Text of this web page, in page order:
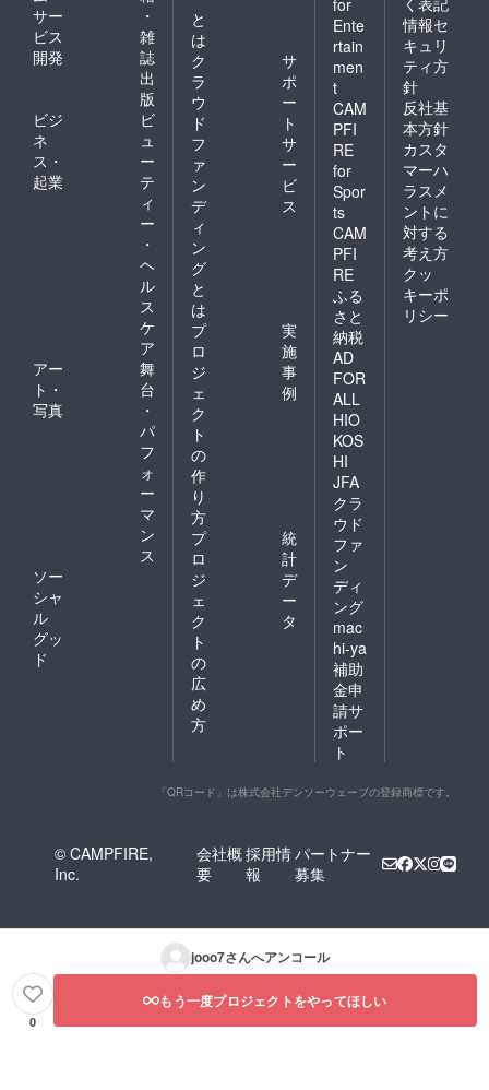
サー
ビス
開発
・
雑
誌
出
版
ビジ
ネ
ス・
起業
ビ
ュ
ー
テ
ィ
ー
・
ヘ
ル
ス
ケ
ア
アー
ト・
写真
舞
台
・
パ
フ
ォ
ー
マ
ン
ス
ソー
シャ
ル
グッ
ド
と
は
ク
ラ
ウ
ド
フ
ァ
ン
デ
ィ
ン
グ
と
は
サ
ポ
ー
ト
サ
ー
ビ
ス
プ
ロ
ジ
ェ
ク
ト
の
作
り
方
実
施
事
例
プ
ロ
ジ
ェ
ク
ト
の
広
め
方
統
計
デ
ー
タ
Ente
rtain
men
t
CAM
PFI
RE
for
Spor
ts
CAM
PFI
RE
ふる
さと
納税
AD
FOR
ALL
HIO
KOS
HI
JFA
クラ
ウド
ファ
ン
ディ
ング
mac
hi-ya
補助
金申
請サ
ポー
ト
情報セ
キュリ
ティ方
針
反社基
本方針
カスタ
マーハ
ラスメ
ントに
対する
考え方
クッ
キーポ
リシー
「QRコード」は株式会社デンソーウェーブの登録商標です。
© CAMPFIRE,
Inc.
会社概
要
採用情
報
パートナー
募集
jooo7さんへアンコール
0
もう一度プロジェクトをやってほしい